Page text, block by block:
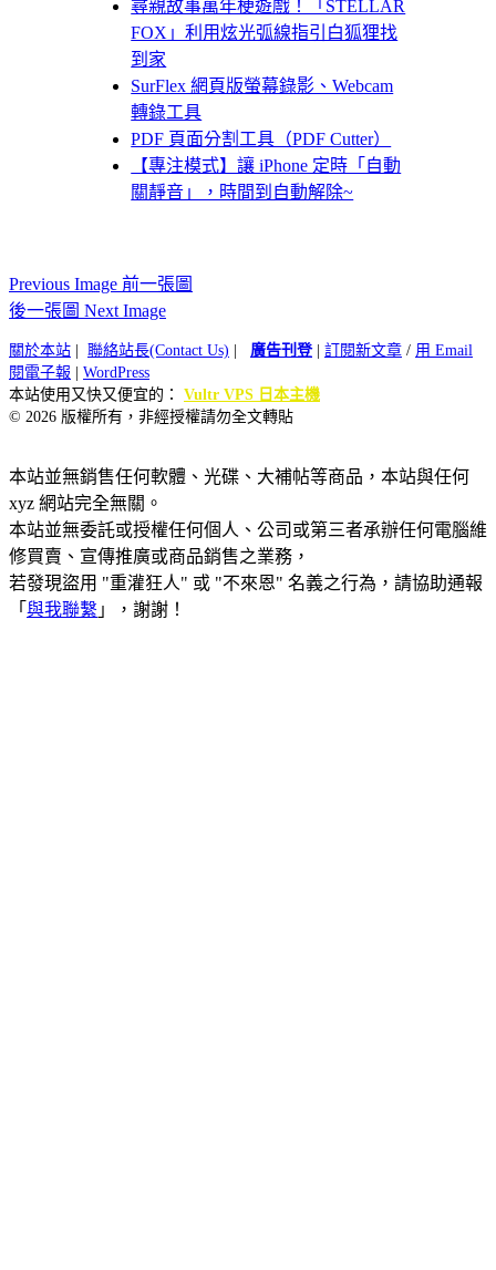
尋親故事萬年梗遊戲！「STELLAR
FOX」利用炫光弧線指引白狐狸找
到家
SurFlex 網頁版螢幕錄影、Webcam
轉錄工具
PDF 頁面分割工具（PDF Cutter）
【專注模式】讓 iPhone 定時「自動
關靜音」，時間到自動解除~
Previous Image 前一張圖
後一張圖 Next Image
關於本站 聯絡站長(Contact Us) 廣告刊登| 訂閱新文章 / 用 Email
閱電子報
WordPress
本站使用又快又便宜的： Vultr VPS 日本主機
© 2026 版權所有，非經授權請勿全文轉貼
本站並無銷售任何軟體、光碟、大補帖等商品，本站與任何
xyz 網站完全無關。
本站並無委託或授權任何個人、公司或第三者承辦任何電腦維
修買賣、宣傳推廣或商品銷售之業務，
若發現盜用 "重灌狂人" 或 "不來恩" 名義之行為，請協助通報
「 與我聯繫 」，謝謝！